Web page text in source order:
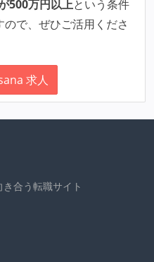
500万円以上という条件
で、ぜひご活用くださ
求人
合う転職サイト